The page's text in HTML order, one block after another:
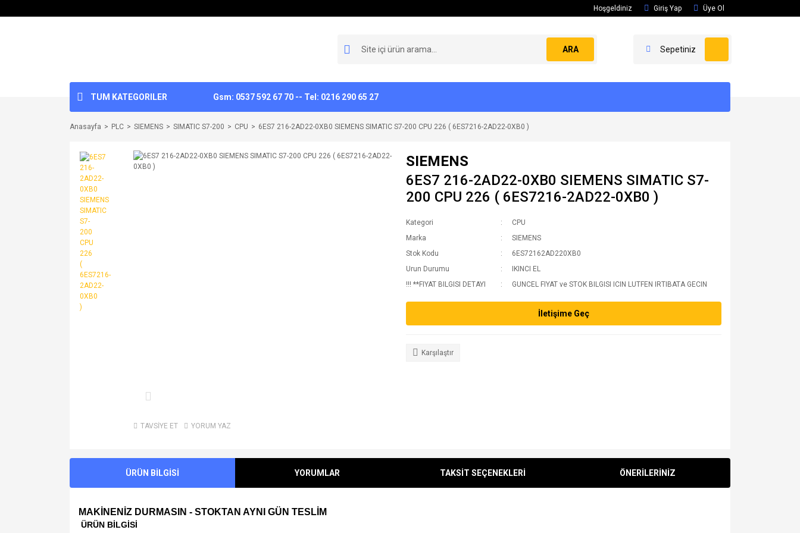
Hoşgeldiniz Giriş Yap Üye Ol
ARA Sepetiniz
TUM KATEGORILER Gsm: 0537 592 67 70 -- Tel: 0216 290 65 27
Anasayfa PLC SIEMENS SIMATIC S7-200 CPU 6ES7 216-2AD22-0XB0 SIEMENS SIMATIC S7-200 CPU 226 ( 6ES7216-2AD22-0XB0 )
TAVSİYE ET YORUM YAZ
SIEMENS
6ES7 216-2AD22-0XB0 SIEMENS SIMATIC S7-
200 CPU 226 ( 6ES7216-2AD22-0XB0 )
Kategori
CPU
Marka
SIEMENS
Stok Kodu
6ES72162AD220XB0
Urun Durumu
IKINCI EL
!!! **FIYAT BILGISI DETAYI
GUNCEL FIYAT ve STOK BILGISI ICIN LUTFEN IRTIBATA GECIN
İletişime Geç
Karşılaştır
ÜRÜN BİLGİSİ YORUMLAR TAKSİT SEÇENEKLERİ ÖNERİLERİNİZ
MAKİNENİZ DURMASIN - STOKTAN AYNI GÜN TESLİM
ÜRÜN BİLGİSİ